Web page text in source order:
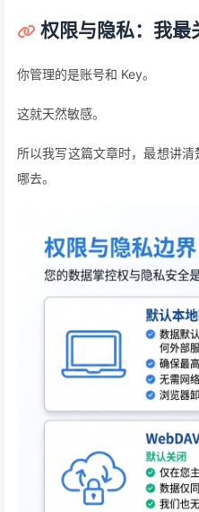
权限与隐私：我最
你管理的是账号和 Key。
这就天然敏感。
所以我写这篇文章时，最想讲
哪去。